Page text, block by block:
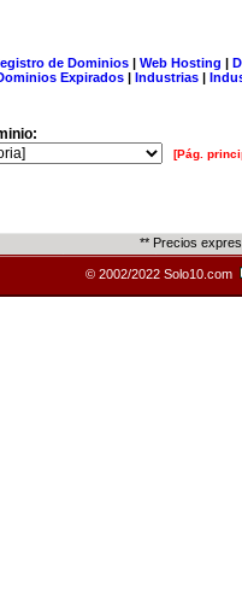
de Dominios| Web Hosting |
Expirados | Industrias |
[Pág.
** Precios
© 2002/2022 Solo10.com